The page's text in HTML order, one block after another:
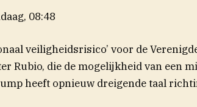
08:48
veiligheidsrisico’ voor de
Rubio, die de mogelijkheid van een
heeft opnieuw dreigende taal